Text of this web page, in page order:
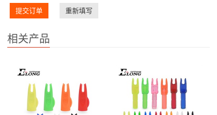
提交订单 重新填写
相关产品